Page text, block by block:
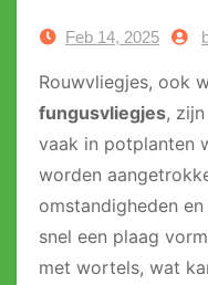
Feb 14, 2025
Rouwvliegjes, ook
fungusvliegjes,
vaak in potplanten
worden
omstandigheden
snel een plaag
met wortels, wat